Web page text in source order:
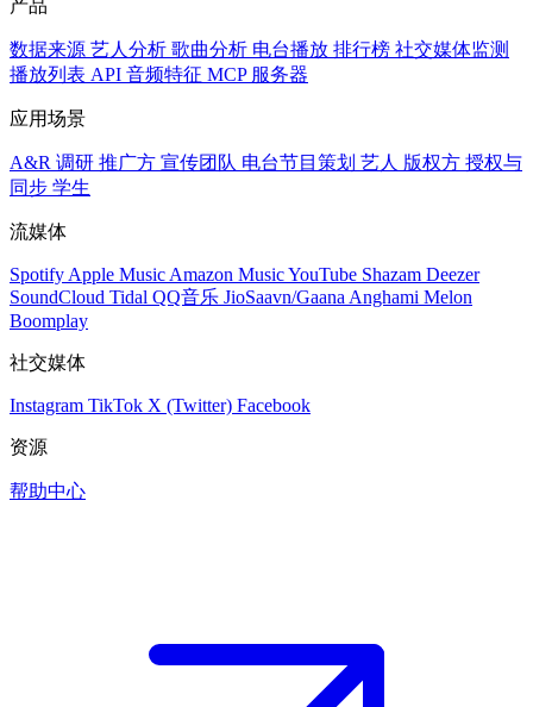
产品
数据来源 艺人分析 歌曲分析 电台播放 排行榜 社交媒体监测
播放列表 API 音频特征 MCP 服务器
应用场景
A&R 调研 推广方 宣传团队 电台节目策划 艺人 版权方 授权与
同步 学生
流媒体
Spotify Apple Music Amazon MusicYouTube Shazam Deezer
SoundCloud Tidal QQ音乐 JioSaavn/Gaana Anghami Melon
Boomplay
社交媒体
Instagram TikTok X (Twitter) Facebook
资源
帮助中心